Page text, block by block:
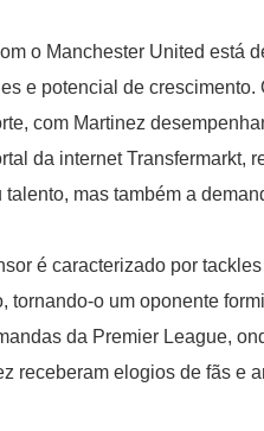
o Manchester United está
e potencial de
com Martinez
da internet Transfermarkt,
mas também a
é caracterizado por
tornando-o um oponente
da Premier League,
receberam elogios de fãs e